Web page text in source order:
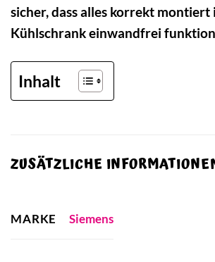
sicher, dass alles korrekt montiert
Kühlschrank einwandfrei
Inhalt
ZUSÄTZLICHE
MARKE Siemens